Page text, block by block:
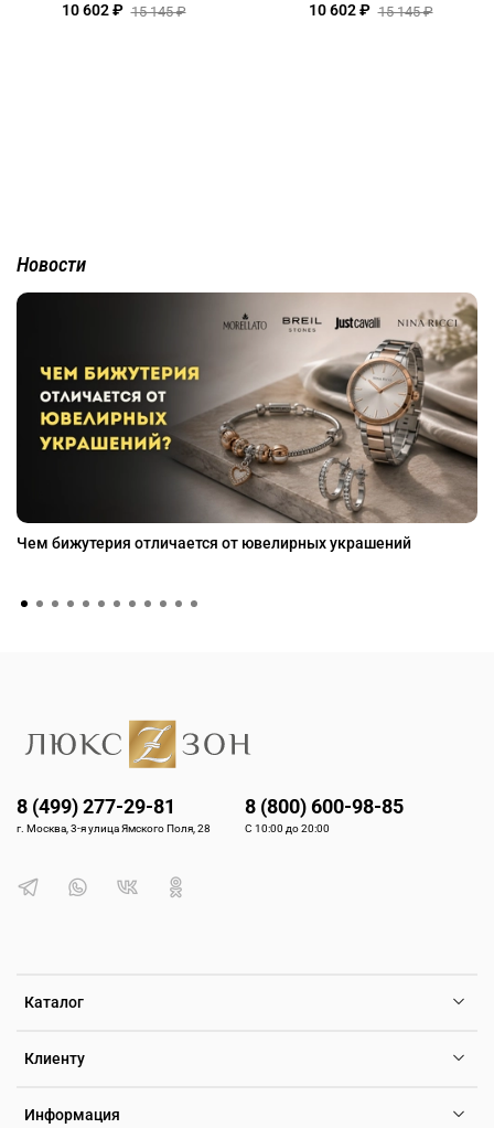
10 602 ₽ 15 145 ₽ 10 602 ₽ 15 145 ₽
Новости
Чем бижутерия отличается от ювелирных украшений
Каталог
Клиенту
Информация
8 (499) 277-29-81
г. Москва, 3-я улица Ямского Поля, 28
8 (800) 600-98-85
С 10:00 до 20:00